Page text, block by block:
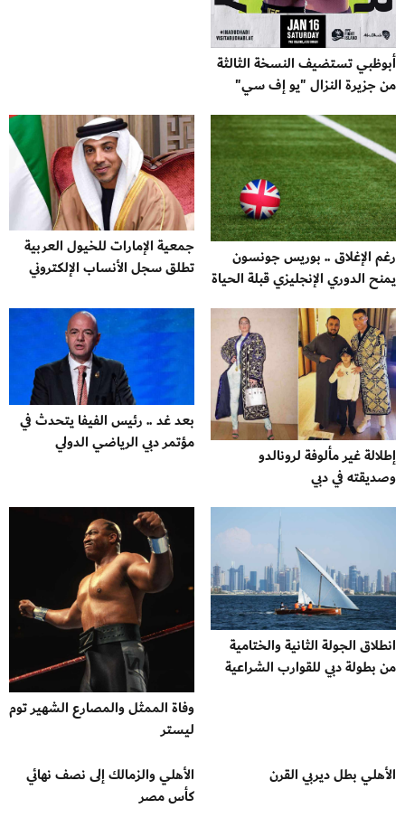
أبوظبي تستضيف النسخة الثالثة
من جزيرة النزال "يو إف سي"
رغم الإغلاق .. بوريس جونسون
يمنح الدوري الإنجليزي قبلة الحياة
جمعية الإمارات للخيول العربية
تطلق سجل الأنساب الإلكتروني
إطلالة غير مألوفة لرونالدو
وصديقته في دبي
بعد غد .. رئيس الفيفا يتحدث في
مؤتمر دبي الرياضي الدولي
انطلاق الجولة الثانية والختامية
من بطولة دبي للقوارب الشراعية
وفاة الممثل والمصارع الشهير توم
ليستر
الأهلي بطل ديربي القرن
الأهلي والزمالك إلى نصف نهائي
كأس مصر